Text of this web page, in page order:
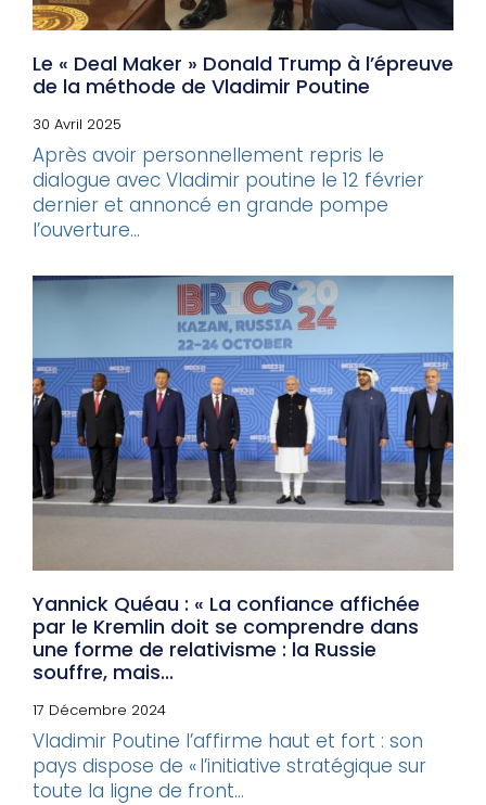
Le « Deal Maker » Donald Trump à l’épreuve
de la méthode de Vladimir Poutine
30 Avril 2025
Après avoir personnellement repris le
dialogue avec Vladimir poutine le 12 février
dernier et annoncé en grande pompe
l’ouverture...
Yannick Quéau : « La confiance affichée
par le Kremlin doit se comprendre dans
une forme de relativisme : la Russie
souffre, mais...
17 Décembre 2024
Vladimir Poutine l’affirme haut et fort : son
pays dispose de « l’initiative stratégique sur
toute la ligne de front...